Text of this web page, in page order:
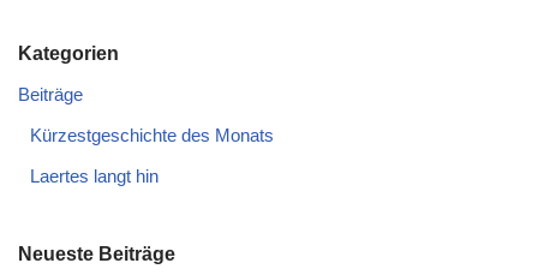
Kategorien
Beiträge
Kürzestgeschichte des Monats
Laertes langt hin
Neueste Beiträge